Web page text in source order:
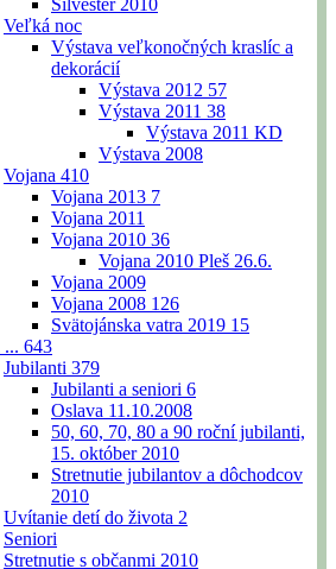
Silvester 2010
Veľká noc
Výstava veľkonočných kraslíc a
dekorácií
Výstava 2012 57
Výstava 2011 38
Výstava 2011 KD
Výstava 2008
Vojana 410
Vojana 2013 7
Vojana 2011
Vojana 2010 36
Vojana 2010 Pleš 26.6.
Vojana 2009
Vojana 2008 126
Svätojánska vatra 2019 15
... 643
Jubilanti 379
Jubilanti a seniori 6
Oslava 11.10.2008
50, 60, 70, 80 a 90 roční jubilanti,
15. október 2010
Stretnutie jubilantov a dôchodcov
2010
Uvítanie detí do života 2
Seniori
Stretnutie s občanmi 2010